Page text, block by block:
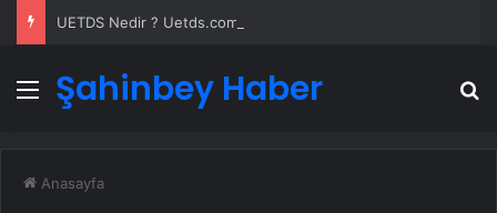
Menü
Şahinbey Haber
Anasayfa